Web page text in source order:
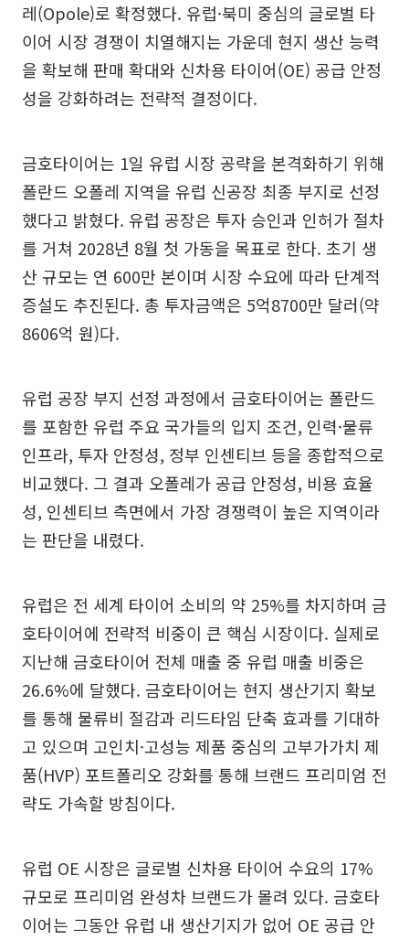
레(Opole)로 확정했다. 유럽·북미 중심의 글로벌 타
이어 시장 경쟁이 치열해지는 가운데 현지 생산 능력
을 확보해 판매 확대와 신차용 타이어(OE) 공급 안정
성을 강화하려는 전략적 결정이다.
금호타이어는 1일 유럽 시장 공략을 본격화하기 위해
폴란드 오폴레 지역을 유럽 신공장 최종 부지로 선정
했다고 밝혔다. 유럽 공장은 투자 승인과 인허가 절차
를 거쳐 2028년 8월 첫 가동을 목표로 한다. 초기 생
산 규모는 연 600만 본이며 시장 수요에 따라 단계적
증설도 추진된다. 총 투자금액은 5억8700만 달러(약
8606억 원)다.
유럽 공장 부지 선정 과정에서 금호타이어는 폴란드
를 포함한 유럽 주요 국가들의 입지 조건, 인력·물류
인프라, 투자 안정성, 정부 인센티브 등을 종합적으로
비교했다. 그 결과 오폴레가 공급 안정성, 비용 효율
성, 인센티브 측면에서 가장 경쟁력이 높은 지역이라
는 판단을 내렸다.
유럽은 전 세계 타이어 소비의 약 25%를 차지하며 금
호타이어에 전략적 비중이 큰 핵심 시장이다. 실제로
지난해 금호타이어 전체 매출 중 유럽 매출 비중은
26.6%에 달했다. 금호타이어는 현지 생산기지 확보
를 통해 물류비 절감과 리드타임 단축 효과를 기대하
고 있으며 고인치·고성능 제품 중심의 고부가가치 제
품(HVP) 포트폴리오 강화를 통해 브랜드 프리미엄 전
략도 가속할 방침이다.
유럽 OE 시장은 글로벌 신차용 타이어 수요의 17%
규모로 프리미엄 완성차 브랜드가 몰려 있다. 금호타
이어는 그동안 유럽 내 생산기지가 없어 OE 공급 안